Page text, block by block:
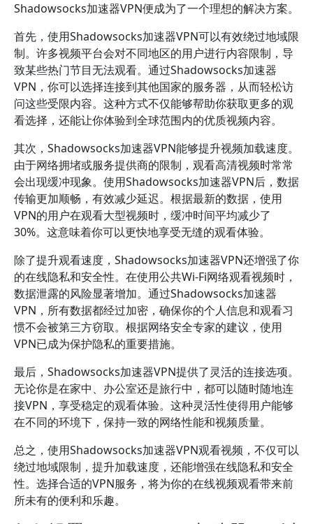
Shadowsocks加速器VPN便成为了一个理想的解决方案。
首先，使用Shadowsocks加速器VPN可以有效绕过地域限
制。许多视频平台会对不同地区的用户进行内容限制，导
致某些热门节目无法观看。通过Shadowsocks加速器
VPN，你可以选择连接到其他国家的服务器，从而轻松访
问这些受限内容。这种方式不仅能够帮助你获取更多的观
看选择，还能让你体验到全球范围内的优质视频内容。
其次，Shadowsocks加速器VPN能够提升视频加载速度。
由于网络拥堵或服务提供商的限制，观看高清视频时常常
会出现缓冲现象。使用Shadowsocks加速器VPN后，数据
传输更加顺畅，有效减少延迟。根据最新的数据，使用
VPN的用户在观看大型视频时，缓冲时间平均减少了
30%。这意味着你可以更快地享受无缝的观看体验。
除了提升观看速度，Shadowsocks加速器VPN还增强了你
的在线隐私和安全性。在使用公共Wi-Fi网络观看视频时，
数据泄露的风险显著增加。通过Shadowsocks加速器
VPN，所有数据都经过加密，确保你的个人信息和观看习
惯不会被第三方窃取。根据网络安全专家的建议，使用
VPN已成为保护隐私的重要措施。
最后，Shadowsocks加速器VPN提供了灵活的连接选项。
无论你是在家中、办公室还是旅行中，都可以随时随地连
接VPN，享受稳定的观看体验。这种灵活性使得用户能够
在不同的环境下，保持一致的网络性能和视频质量。
总之，使用Shadowsocks加速器VPN观看视频，不仅可以
绕过地域限制，提升加载速度，还能增强在线隐私和安全
性。选择合适的VPN服务，将为你的在线视频观看带来前
所未有的便利和乐趣。